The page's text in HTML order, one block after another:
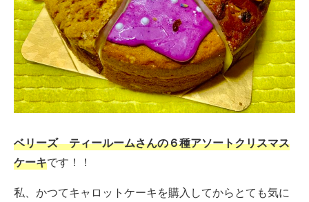
ベリーズ ティールームさんの６種アソートクリスマス
ケーキです！！
私、かつてキャロットケーキを購入してからとても気に